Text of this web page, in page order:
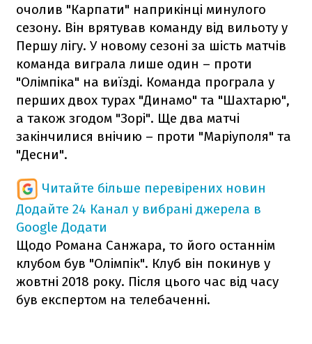
очолив "Карпати" наприкінці минулого
сезону. Він врятував команду від вильоту у
Першу лігу. У новому сезоні за шість матчів
команда виграла лише один – проти
"Олімпіка" на виїзді. Команда програла у
перших двох турах "Динамо" та "Шахтарю",
а також згодом "Зорі". Ще два матчі
закінчилися внічию – проти "Маріуполя" та
"Десни".
Читайте більше перевірених новин
Додайте 24 Канал у вибрані джерела в
Google Додати
Щодо Романа Санжара, то його останнім
клубом був "Олімпік". Клуб він покинув у
жовтні 2018 року. Після цього час від часу
був експертом на телебаченні.